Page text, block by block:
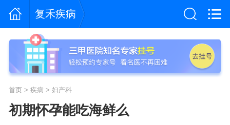
复禾疾病
首页> 疾病 > 妇产科
初期怀孕能吃海鲜么